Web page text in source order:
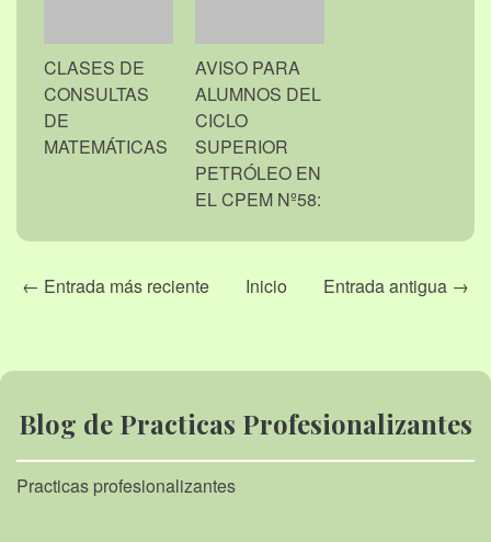
CLASES DE
CONSULTAS
DE
MATEMÁTICAS
AVISO PARA
ALUMNOS DEL
CICLO
SUPERIOR
PETRÓLEO EN
EL CPEM Nº58:
← Entrada más reciente Entrada antigua →
Inicio
Blog de Practicas Profesionalizantes
Practicas profesionalizantes